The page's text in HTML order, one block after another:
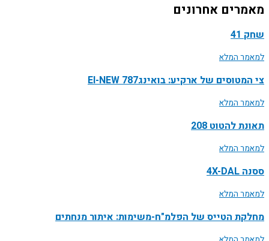
מאמרים אחרונים
שחק 41
למאמר המלא
צי המטוסים של ארקיע: בואינג787 EI-NEW
למאמר המלא
תאונת להטוט 208
למאמר המלא
ססנה 4X-DAL
למאמר המלא
מחלקת הטייס של הפלמ"ח-משימות: איתור מנחתים